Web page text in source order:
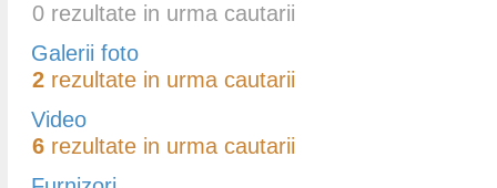
0 rezultate in urma cautarii
Galerii foto
2 rezultate in urma cautarii
Video
6 rezultate in urma cautarii